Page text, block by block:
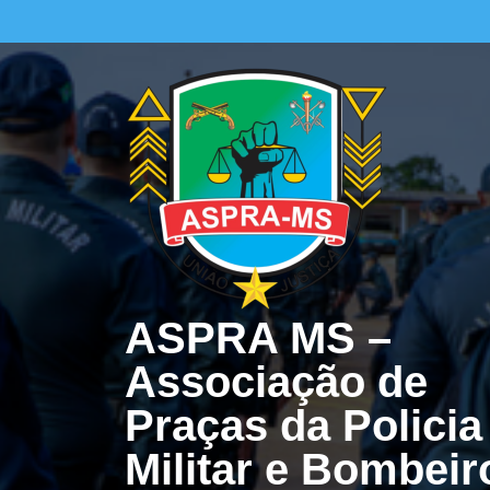
content
ASPRA MS –
Associação de
Praças da Policia
Militar e